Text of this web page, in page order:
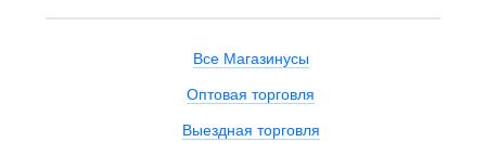
Все Магазинусы
Оптовая торговля
Выездная торговля